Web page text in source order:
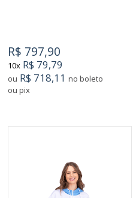
R$ 797,90
10x R$ 79,79
ou R$ 718,11 no boleto
ou pix